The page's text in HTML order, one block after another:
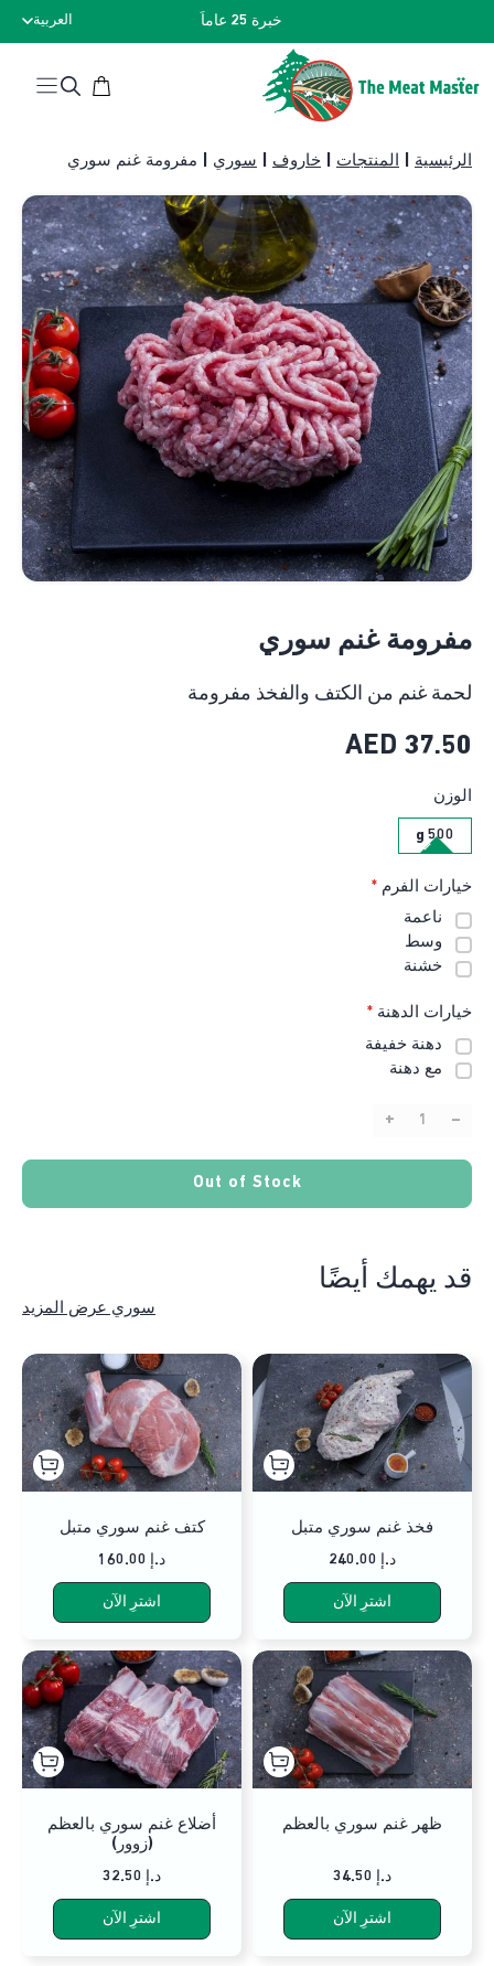
خبرة 25 عاماً العربية
الرئيسية المنتجات خاروف سوري مفرومة غنم سوري
مفرومة غنم سوري
لحمة غنم من الكتف والفخذ مفرومة
37.50
AED
الوزن
500 g
خيارات الفرم *
ناعمة
وسط
خشنة
خيارات الدهنة *
دهنة خفيفة
مع دهنة
–
+
Out of Stock
قد يهمك أيضًا
سوري عرض المزيد
فخذ غنم سوري متبل
240.00 د.إ
اشترِ الآن
كتف غنم سوري متبل
160.00 د.إ
اشترِ الآن
ظهر غنم سوري بالعظم
34.50 د.إ
اشترِ الآن
أضلاع غنم سوري بالعظم
(زوور)
32.50 د.إ
اشترِ الآن